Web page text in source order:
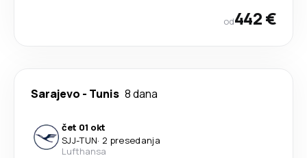
od442 €
Sarajevo - Tunis 8 dana
čet 01 okt
SJJ-TUN· 2 presedanja
Lufthansa